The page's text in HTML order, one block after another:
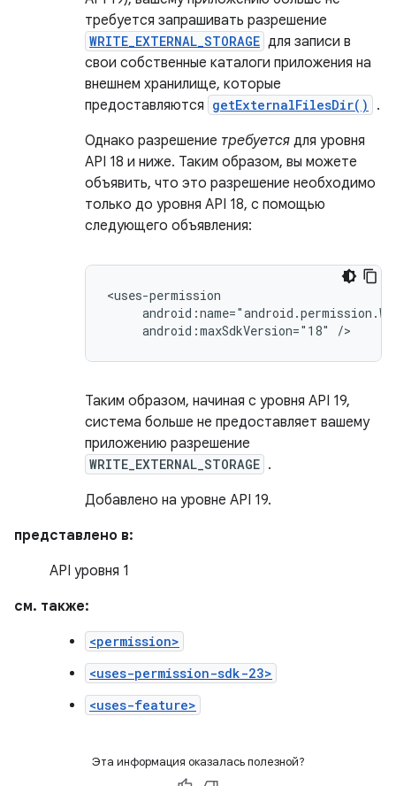
требуется запрашивать разрешение
WRITE_EXTERNAL_STORAGE для записи в
свои собственные каталоги приложения на
внешнем хранилище, которые
предоставляются getExternalFilesDir()
.
Однако разрешение требуется для уровня
API 18 и ниже. Таким образом, вы можете
объявить, что это разрешение необходимо
только до уровня API 18, с помощью
следующего объявления:
android:maxSdkVersion="18" />
Таким образом, начиная с уровня API 19,
система больше не предоставляет вашему
приложению разрешение
WRITE_EXTERNAL_STORAGE .
Добавлено на уровне API 19.
представлено в:
API уровня 1
см. также:
<permission>
<uses-permission-sdk-23>
<uses-feature>
Эта информация оказалась полезной?